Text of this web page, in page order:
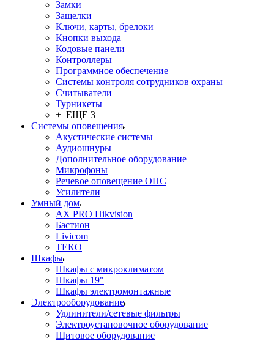
Замки
Защелки
Ключи, карты, брелоки
Кнопки выхода
Кодовые панели
Контроллеры
Программное обеспечение
Системы контроля сотрудников охраны
Считыватели
Турникеты
+ ЕЩЕ 3
Системы оповещения
Акустические системы
Аудиошнуры
Дополнительное оборудование
Микрофоны
Речевое оповещение ОПС
Усилители
Умный дом
AX PRO Hikvision
Бастион
Livicom
ТЕКО
Шкафы
Шкафы с микроклиматом
Шкафы 19"
Шкафы электромонтажные
Электрооборудование
Удлинители/сетевые фильтры
Электроустановочное оборудование
Щитовое оборудование